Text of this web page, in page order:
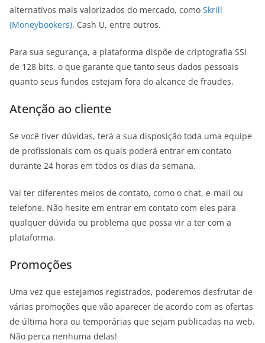
alternativos mais valorizados do mercado, como Skrill
(Moneybookers), Cash U, entre outros.
Para sua segurança, a plataforma dispõe de criptografia SSl
de 128 bits, o que garante que tanto seus dados pessoais
quanto seus fundos estejam fora do alcance de fraudes.
Atenção ao cliente
Se você tiver dúvidas, terá a sua disposição toda uma equipe
de profissionais com os quais poderá entrar em contato
durante 24 horas em todos os dias da semana.
Vai ter diferentes meios de contato, como o chat, e-mail ou
telefone. Não hesite em entrar em contato com eles para
qualquer dúvida ou problema que possa vir a ter com a
plataforma.
Promoções
Uma vez que estejamos registrados, poderemos desfrutar de
várias promoções que vão aparecer de acordo com as ofertas
de última hora ou temporárias que sejam publicadas na web.
Não perca nenhuma delas!